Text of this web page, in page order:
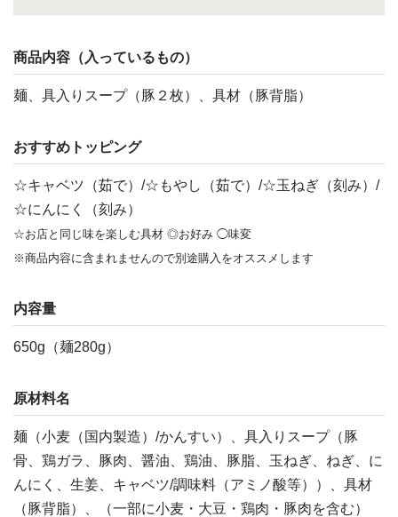
商品内容（入っているもの）
麺、具入りスープ（豚２枚）、具材（豚背脂）
おすすめトッピング
☆キャベツ（茹で）/☆もやし（茹で）/☆玉ねぎ（刻み）/
☆にんにく（刻み）
☆お店と同じ味を楽しむ具材 ◎お好み ◯味変
※商品内容に含まれませんので別途購入をオススメします
内容量
650g（麺280g）
原材料名
麺（小麦（国内製造）/かんすい）、具入りスープ（豚
骨、鶏ガラ、豚肉、醤油、鶏油、豚脂、玉ねぎ、ねぎ、に
んにく、生姜、キャベツ/調味料（アミノ酸等））、具材
（豚背脂）、（一部に小麦・大豆・鶏肉・豚肉を含む）